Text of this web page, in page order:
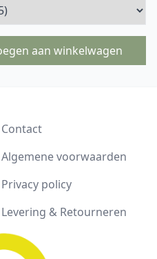
aan winkelwagen
Contact
Algemene voorwaarden
Privacy policy
Levering & Retourneren